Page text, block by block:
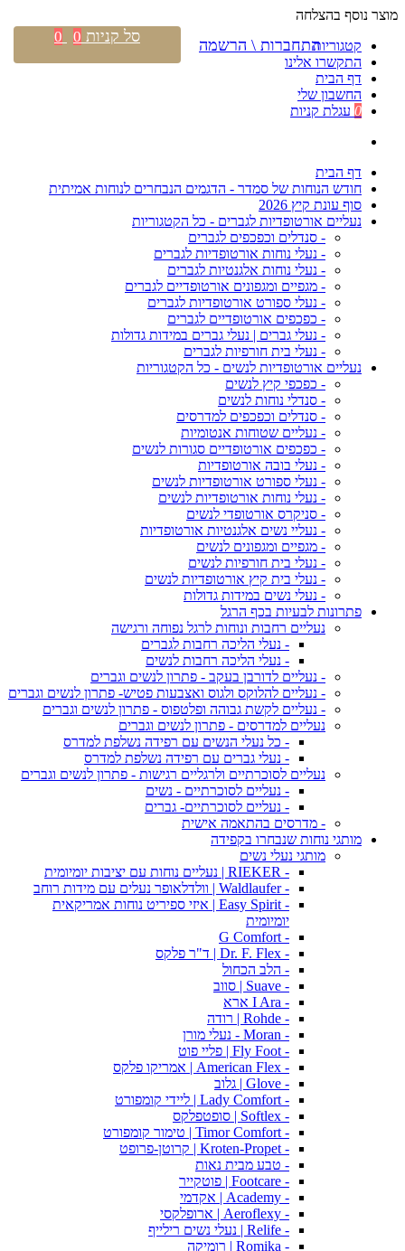
מוצר נוסף בהצלחה
קטגוריות
התקשרו אלינו
דף הבית
החשבון שלי
0 עגלת קניות
דף הבית
חודש הנוחות של סמדר - הדגמים הנבחרים לנוחות אמיתית
סוף עונת קיץ 2026
נעליים אורטופדיות לגברים - כל הקטגוריות
- סנדלים וכפכפים לגברים
- נעלי נוחות אורטופדיות לגברים
- נעלי נוחות אלגנטיות לגברים
- מגפיים ומגפונים אורטופדיים לגברים
- נעלי ספורט אורטופדיות לגברים
- כפכפים אורטופדיים לגברים
- נעלי גברים | נעלי גברים במידות גדולות
- נעלי בית חורפיות לגברים
נעליים אורטופדיות לנשים - כל הקטגוריות
- כפכפי קיץ לנשים
- סנדלי נוחות לנשים
- סנדלים וכפכפים למדרסים
- נעליים שטוחות אנטומיות
- כפכפים אורטופדיים סגורות לנשים
- נעלי בובה אורטופדיות
- נעלי ספורט אורטופדיות לנשים
- נעלי נוחות אורטופדיות לנשים
- סניקרס אורטופדי לנשים
- נעליי נשים אלגנטיות אורטופדיות
- מגפיים ומגפונים לנשים
- נעלי בית חורפיות לנשים
- נעלי בית קיץ אורטופדיות לנשים
- נעלי נשים במידות גדולות
פתרונות לבעיות בכף הרגל
נעליים רחבות ונוחות לרגל נפוחה ורגישה
- נעלי הליכה רחבות לגברים
- נעלי הליכה רחבות לנשים
- נעליים לדורבן בעקב - פתרון לנשים וגברים
- נעליים להלוקס ולגוס ואצבעות פטיש- פתרון לנשים וגברים
- נעליים לקשת גבוהה ופלטפוס - פתרון לנשים וגברים
נעליים למדרסים - פתרון לנשים וגברים
- כל נעלי הנשים עם רפידה נשלפת למדרס
- נעלי גברים עם רפידה נשלפת למדרס
נעליים לסוכרתיים ולרגליים רגישות - פתרון לנשים וגברים
- נעליים לסוכרתיים - נשים
- נעליים לסוכרתיים- גברים
- מדרסים בהתאמה אישית
מותגי נוחות שנבחרו בקפידה
מותגי נעלי נשים
- RIEKER | נעליים נוחות עם יציבות יומיומית
- Waldlaufer | וולדלאופר נעלים עם מידות רוחב
- Easy Spirit | איזי ספיריט נוחות אמריקאית
יומיומית
- G Comfort
- Dr. F. Flex | ד"ר פלקס
- הלב הכחול
- Suave | סווב
- I Ara ארא
- Rohde | רודה
- Moran - נעלי מורן
- Fly Foot | פליי פוט
- American Flex | אמריקו פלקס
- Glove | גלוב
- Lady Comfort | ליידי קומפורט
- Softlex | סופטפלקס
- Timor Comfort | טימור קומפורט
- Kroten-Propet | קרוטן-פרופט
- טבע מבית נאות
- Footcare | פוטקייר
- Academy | אקדמי
- Aeroflexy | ארופלקסי
- Relife | נעלי נשים רילייף
- Romika | רומיקה
התחברות \ הרשמה סל קניות 0
0